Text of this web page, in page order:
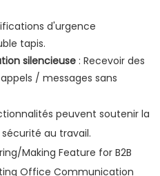
d'urgence
tapis.
silencieuse : Recevoir des
/ messages sans
peuvent soutenir la
au travail.